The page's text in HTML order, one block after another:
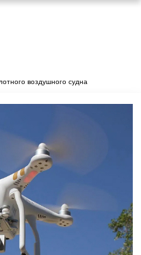
воздушного судна